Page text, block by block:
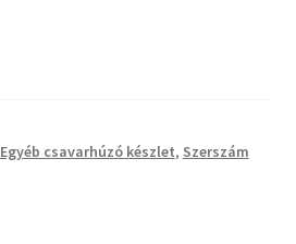
Egyéb csavarhúzó készlet, Szerszám